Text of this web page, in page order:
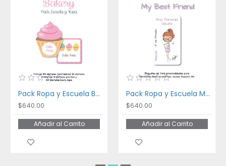
Pack Ropa y Escuela Bakery
$640.00
Añadir al Carrito
Pack Ropa y Escuela My Best Friend
$640.00
Añadir al Carrito